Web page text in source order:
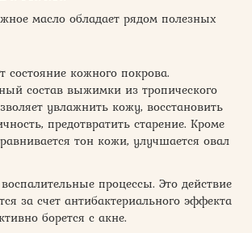
масло обладает рядом полезных
состояние кожного покрова.
состав выжимки из тропического
увлажнить кожу, восстановить
предотвратить старение. Кроме
тон кожи, улучшается овал
процессы. Это действие
за счет антибактериального эффекта
борется с акне.